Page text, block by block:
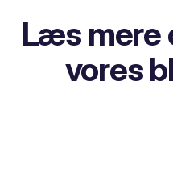
Læs mere
vores